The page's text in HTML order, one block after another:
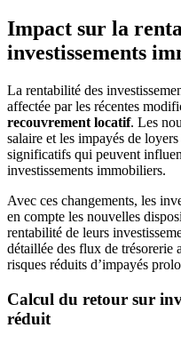
Impact sur la
investissements
La rentabilité des
affectée par les récentes
recouvrement locatif. Les
salaire et les impayés de
significatifs qui peuvent
investissements immobiliers.
Avec ces changements, les
en compte les nouvelles
rentabilité de leurs
détaillée des flux de trésorerie
risques réduits d’impayés
Calcul du retour sur
réduit